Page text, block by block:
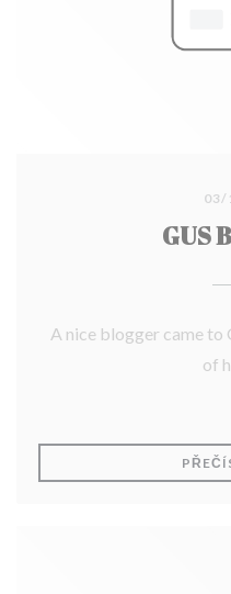
03/
GUS
A nice blogger came to
of